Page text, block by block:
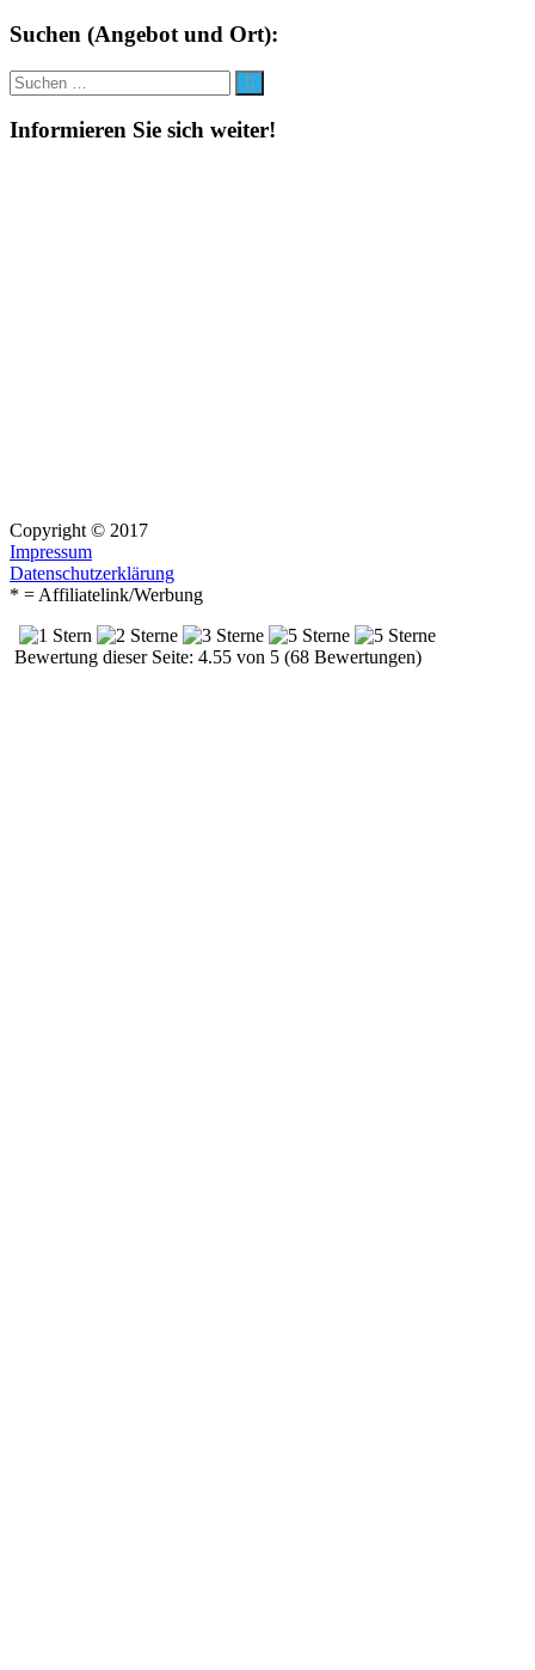
Suchen (Angebot und Ort):
Suche
nach:
Suchen
Informieren Sie sich weiter!
Copyright © 2017
Impressum
Datenschutzerklärung
* = Affiliatelink/Werbung
Bewertung dieser Seite: 4.55 von 5 (68 Bewertungen)